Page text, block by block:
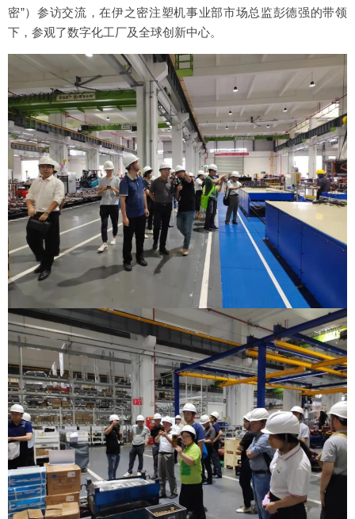
密”）参访交流，在伊之密注塑机事业部市场总监彭德强的带领
下，参观了数字化工厂及全球创新中心。